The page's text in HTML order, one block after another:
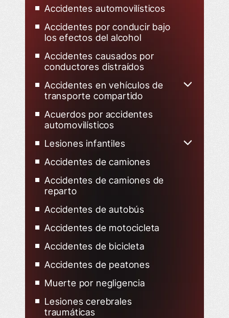
Accidentes automovilísticos
Accidentes por conducir bajo
los efectos del alcohol
Accidentes causados por
conductores distraídos
Accidentes en vehículos de
transporte compartido
Accidentes de Lyft
Acuerdos por accidentes
automovilísticos
Lesiones infantiles
tráfico
Accidentes de camiones
Accidentes de camiones de
reparto
Accidentes de autobús
Accidentes de motocicleta
Accidentes de bicicleta
Accidentes de peatones
Muerte por negligencia
Lesiones cerebrales
traumáticas